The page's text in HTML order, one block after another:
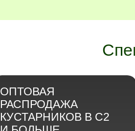
ОПТОВАЯ
РАСПРОДАЖА
КУСТАРНИКОВ В С2